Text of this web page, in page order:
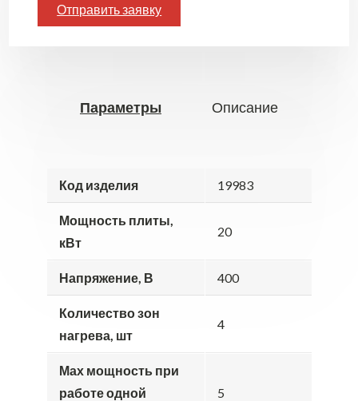
Отправить заявку
Параметры Описание
Код изделия 19983
Мощность плиты,
кВт
20
Напряжение, В 400
Количество зон
нагрева, шт
4
Мах мощность при
работе одной
5